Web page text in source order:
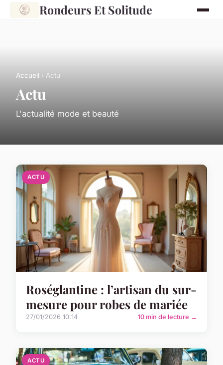
Rondeurs Et Solitude
Accueil › Actu
Actu
L'actualité mode et beauté
ACTU
Roséglantine : l’artisan du sur-
mesure pour robes de mariée
27/01/2026 10:14 10 min de lecture →
ACTU